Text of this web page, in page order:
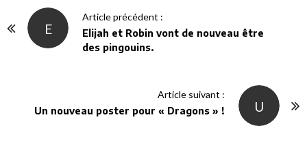
E
Article précédent :
Elijah et Robin vont de nouveau être
des pingouins.
U
Article suivant :
Un nouveau poster pour « Dragons » !